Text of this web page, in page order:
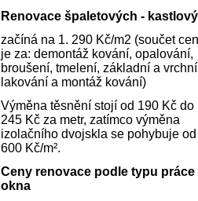
Renovace špaletových -
začíná na 1. 290 Kč/m2 (součet
je za: demontáž kování, opalování,
broušení, tmelení, základní a vrchní
lakování a montáž kování)
Výměna těsnění stojí od 190 Kč do
245 Kč za metr, zatímco výměna
izolačního dvojskla se pohybuje
600 Kč/m².
Ceny renovace podle typu práce
okna